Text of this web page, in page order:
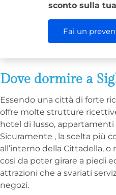
sconto sulla
Fai un
Dove dormire a
Essendo una città di forte
offre molte strutture
hotel di lusso,
Sicuramente , la scelta più
all’interno della Cittadella,
così da poter girare a piedi
attrazioni che a svariati
negozi.